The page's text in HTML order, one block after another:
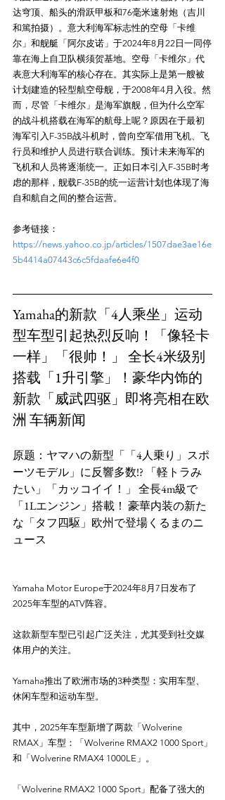
达穹顶、船头的滑跃甲板和76毫米速射炮（吉川
和篤拍摄）。意大利海军标志性的空母「卡维
尔」和舰艇「阿尔皮诺」于2024年8月22日一同停
靠在海上自卫队横须贺基地。空母「卡维尔」代
表意大利海军的核心存在。其实际上是第一艘被
计划建造的轻型航空母舰，于2008年4月入役。然
而，尽管「卡维尔」是海军旗舰，但为什么空军
的战斗机搭载在海军的航母上呢？原因在于最初
海军引入F-35B战斗机时，曾向空军借用飞机、飞
行员和维护人员进行联合训练。预计未来海军的
飞机和人员将逐渐统一。正如日本引入F-35B时考
虑的那样，舰载F-35B的统一运营计划也体现了海
参考链接：
https://news.yahoo.co.jp/articles/1507dae3ae16e
5b4414a07443c6c5fdaafe6e4f0
Yamaha的新款「4人乘坐」运动
型车型引起热烈反响！「像轻卡
一样」「很帅！」 全长4米级别
搭载「1升引擎」！豪华内饰的
新款「威武四驱」即将亮相在欧
洲 车辆新闻
原题：ヤマハの新型「「4人乗り」スポ
ーツモデル」に反響多数!? 「軽トラみ
たい」「カッコイイ！」 全長4m級で
「1Lエンジン」搭載！ 豪華内装の新た
な「タフ四駆」欧州で登場くるまのニ
Yamaha Motor Europe于2024年8月7日发布了
2025年车型的ATV阵容。
这款新型车型已引起广泛关注，尤其受到社交媒
体用户的关注。
Yamaha推出了欧洲市场的3种类型：实用车型、
休闲车型和运动车型。
其中，2025年车型新增了两款「Wolverine
RMAX」车型：「Wolverine RMAX2 1000 Sport」
和「Wolverine RMAX4 1000LE」。
「Wolverine RMAX2 1000 Sport」配备了强大的